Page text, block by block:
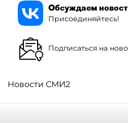
Обсуждаем
Присоединяйтесь!
Подписаться на
Новости СМИ2